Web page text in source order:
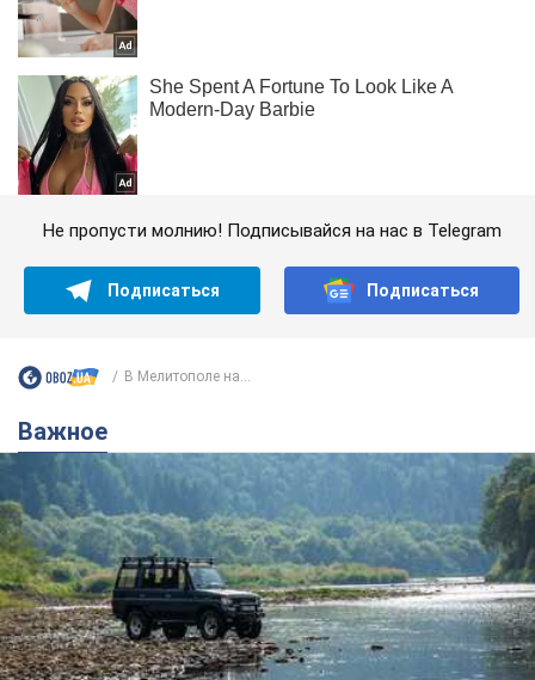
Не пропусти молнию! Подписывайся на нас в Telegram
Подписаться Подписаться
В Мелитополе на...
Важное